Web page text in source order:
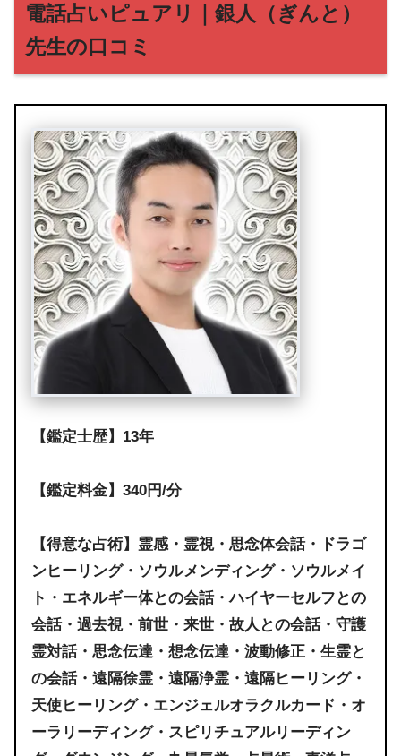
電話占いピュアリ｜銀人（ぎんと）
先生の口コミ
【鑑定士歴】13年
【鑑定料金】340円/分
【得意な占術】霊感・霊視・思念体会話・ドラゴ
ンヒーリング・ソウルメンディング・ソウルメイ
ト・エネルギー体との会話・ハイヤーセルフとの
会話・過去視・前世・来世・故人との会話・守護
霊対話・思念伝達・想念伝達・波動修正・生霊と
の会話・遠隔徐霊・遠隔浄霊・遠隔ヒーリング・
天使ヒーリング・エンジェルオラクルカード・オ
ーラリーディング・スピリチュアルリーディン